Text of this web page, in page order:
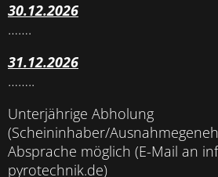
30.12.2026
…….
31.12.2026
……..
Unterjährige Abholung
(Scheininhaber/
Absprache möglich (E-Mail an
pyrotechnik.de)